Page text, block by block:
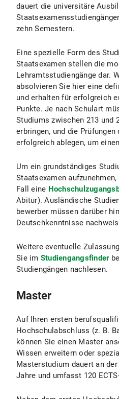
dauert die universitäre
zehn Semestern.
Eine spezielle Form des
Staatsexamen stellen die
Lehramtsstudiengänge dar.
absolvieren Sie hier eine
und erhalten für erfolgreich
Punkte. Je nach Schulart
Studiums zwischen 213 und
erbringen, und die Prüfungen
erfolgreich ablegen, um
Um ein grundständiges
Staatsexamen
Fall eine
Abitur). Ausländische
bewerber müssen darüber
Deutschkenntnisse
Weitere eventuelle
Sie im Studiengangsfinder
Studiengängen nachlesen.
Master
Auf Ihren ersten
Hochschulabschluss (z. B.
können Sie einen Master
Wissen erweitern oder
Masterstudium dauert an
Jahre und umfasst 120